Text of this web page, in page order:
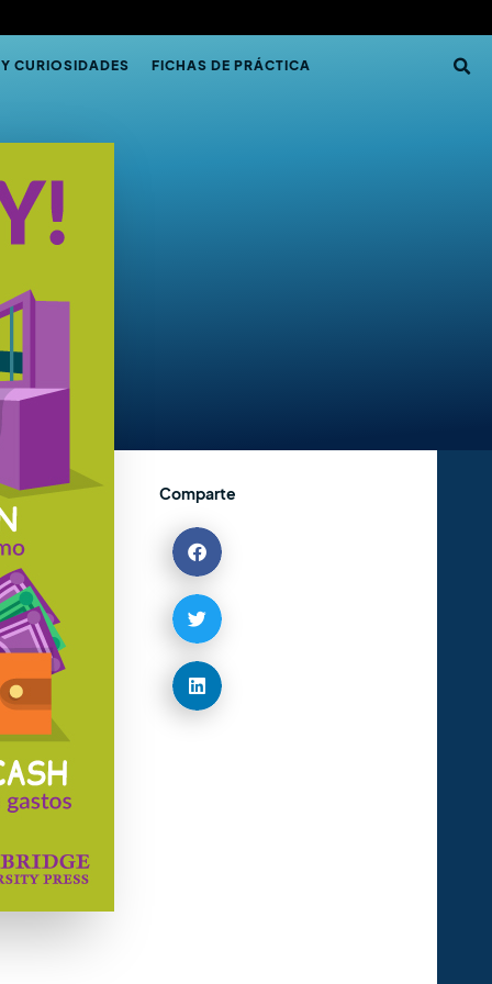
CURIOSIDADES FICHAS DE PRÁCTICA
Comparte